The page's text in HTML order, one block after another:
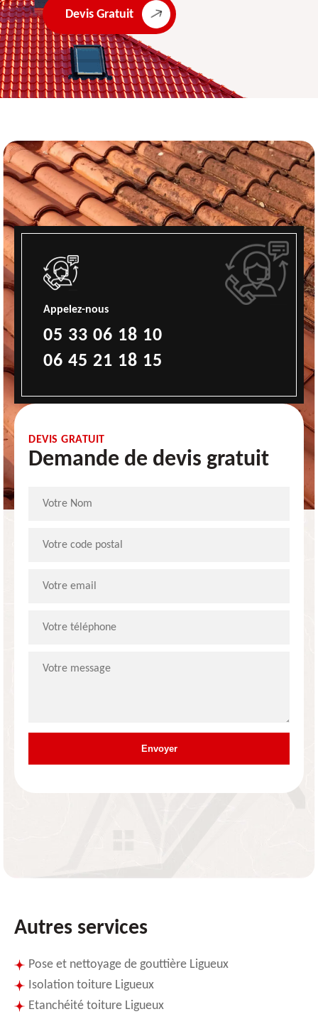
Devis Gratuit
Appelez-nous
05 33 06 18 10
06 45 21 18 15
DEVIS GRATUIT
Demande de devis gratuit
Autres services
Pose et nettoyage de gouttière Ligueux
Isolation toiture Ligueux
Etanchéité toiture Ligueux